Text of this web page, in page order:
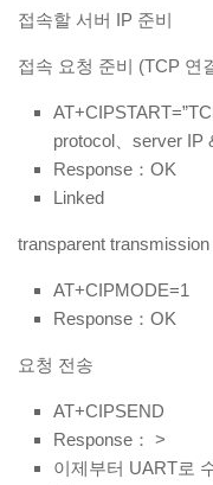
접속할 서버 IP 준비
접속 요청 준비 (TCP 연
protocol、server IP
Response：OK
Linked
transparent
AT+CIPMODE=1
Response：OK
요청 전송
AT+CIPSEND
Response： >
이제부터 UART로